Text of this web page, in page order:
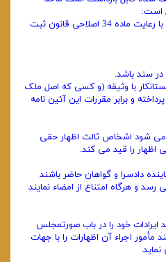
است:
الف - اصل طلب سود و خسارت تأخیر با رعایت ماده 34 اصلاحی قانون ثبت
در سند باشد.
با وثیقه (و کسی که اصل ملک
و برابر مقررات این آئین‌ نامه
می‌ شود اشخاص ثالث اظهار حقی
اظهار را قید می‌ کند.
دادسرا و گواهان حاضر باشند
و هرگاه امتناع از امضاء نمایند
خود را در باب صورتمجلس
مأمور اجراء آن اظهارات را با جهات